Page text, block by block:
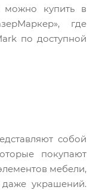
можно купить в
где
по доступной
собой
покупают
мебели,
даже украшений.